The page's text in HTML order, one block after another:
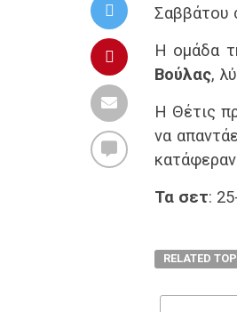
Σαββάτου
Η ομάδα
Βούλας,
Η Θέτις
να
κατάφεραν
Τα σετ:
RELATED